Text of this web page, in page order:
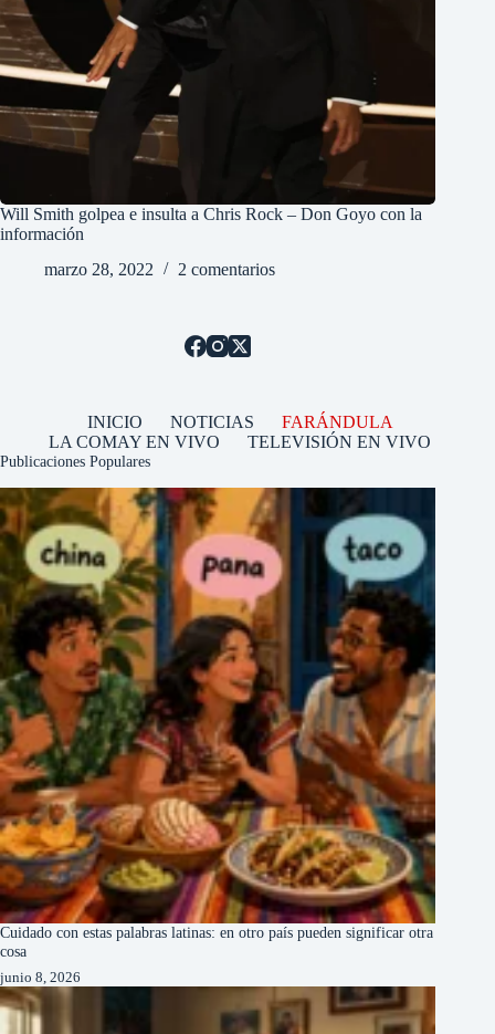
Will Smith golpea e insulta a Chris Rock – Don Goyo con la
información
marzo 28, 2022
2 comentarios
INICIO NOTICIAS
FARÁNDULA
LA COMAY EN VIVO
TELEVISIÓN EN VIVO
Publicaciones Populares
Cuidado con estas palabras latinas: en otro país pueden significar otra
cosa
junio 8, 2026